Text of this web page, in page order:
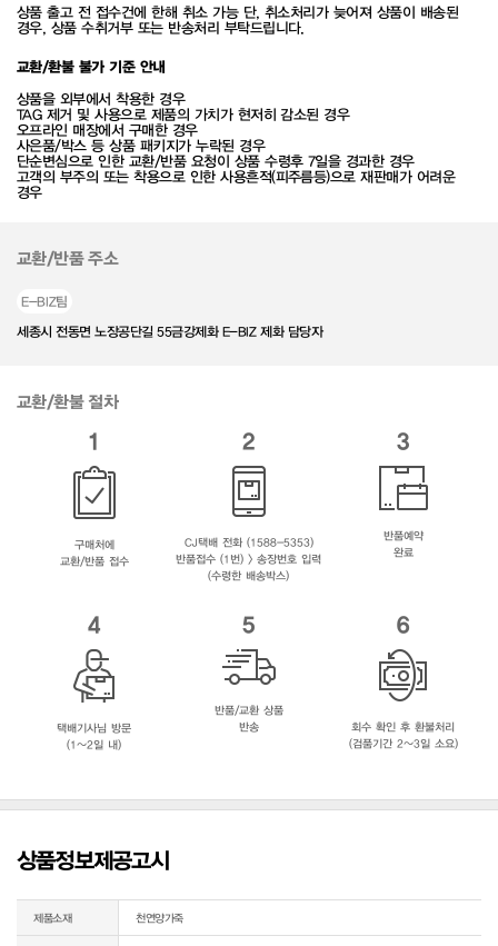
상품 출고 전 접수건에 한해 취소 가능 단, 취소처리가 늦어져 상품이 배송된
경우, 상품 수취거부 또는 반송처리 부탁드립니다.
교환/환불 불가 기준 안내
상품을 외부에서 착용한 경우
TAG 제거 및 사용으로 제품의 가치가 현저히 감소된 경우
오프라인 매장에서 구매한 경우
사은품/박스 등 상품 패키지가 누락된 경우
단순변심으로 인한 교환/반품 요청이 상품 수령후 7일을 경과한 경우
고객의 부주의 또는 착용으로 인한 사용흔적(피주름등)으로 재판매가 어려운
경우
교환/반품 주소
E-BIZ팀
세종시 전동면 노장공단길 55금강제화 E-BIZ 제화 담당자
교환/환불 절차
1
구매처에
교환/반품 접수
2
CJ택배 전화 (1588-5353)
반품접수 (1번) > 송장번호 입력
(수령한 배송박스)
3
반품예약
완료
4
택배기사님 방문
(1~2일 내)
5
반품/교환 상품
반송
6
회수 확인 후 환불처리
(검품기간 2~3일 소요)
상품정보제공고시
제품소재 천연양가죽